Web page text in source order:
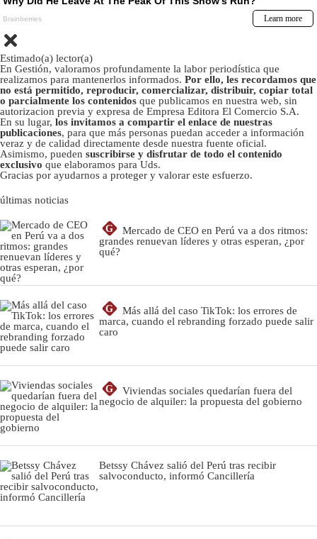
Estimado(a) lector(a)
En Gestión, valoramos profundamente la labor periodística que
realizamos para mantenerlos informados. Por ello, les recordamos que
no está permitido, reproducir, comercializar, distribuir, copiar total
o parcialmente los contenidos que publicamos en nuestra web, sin
autorizacion previa y expresa de Empresa Editora El Comercio S.A.
En su lugar, los invitamos a compartir el enlace de nuestras
publicaciones, para que más personas puedan acceder a información
veraz y de calidad directamente desde nuestra fuente oficial.
Asimismo, pueden suscribirse y disfrutar de todo el contenido
exclusivo que elaboramos para Uds.
Gracias por ayudarnos a proteger y valorar este esfuerzo.
últimas noticias
G
Mercado de CEO en Perú va a dos ritmos:
grandes renuevan líderes y otras esperan, ¿por
qué?
G
Más allá del caso TikTok: los errores de
marca, cuando el rebranding forzado puede salir
caro
G
Viviendas sociales quedarían fuera del
negocio de alquiler: la propuesta del gobierno
Betssy Chávez salió del Perú tras recibir
salvoconducto, informó Cancillería